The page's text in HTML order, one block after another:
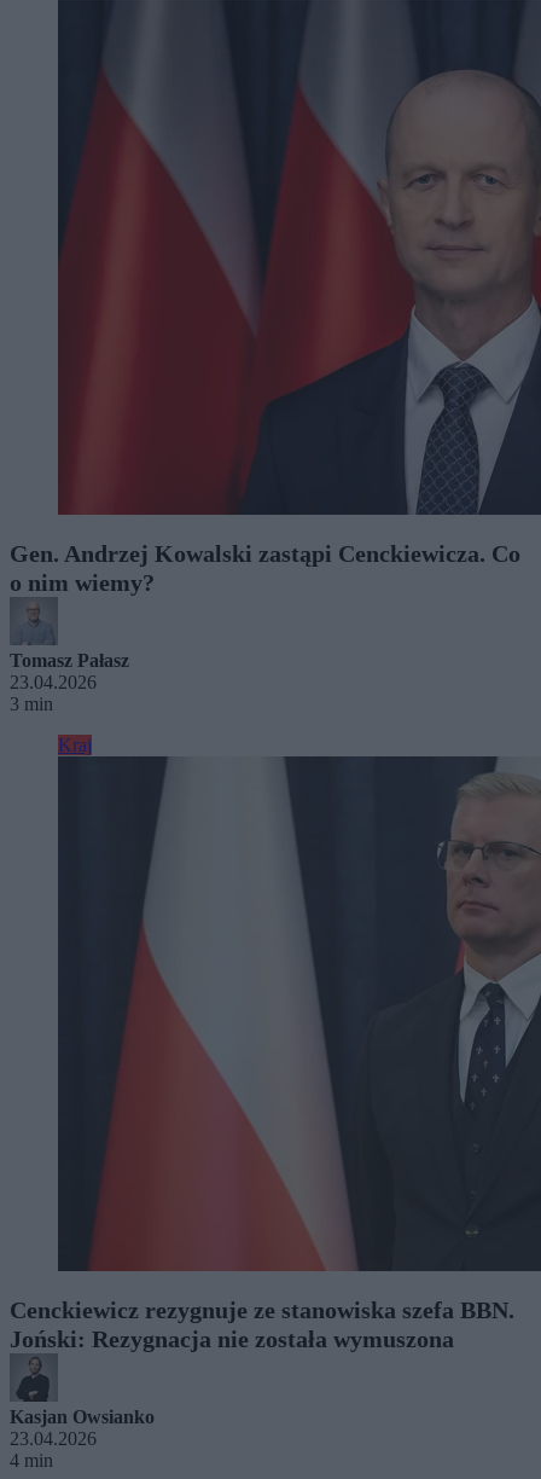
Gen. Andrzej Kowalski zastąpi Cenckiewicza. Co
o nim wiemy?
Tomasz Pałasz
23.04.2026
3 min
Kraj
Cenckiewicz rezygnuje ze stanowiska szefa BBN.
Joński: Rezygnacja nie została wymuszona
Kasjan Owsianko
23.04.2026
4 min